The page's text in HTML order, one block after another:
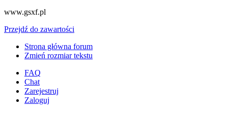
www.gsxf.pl
Przejdź do zawartości
Strona główna forum
Zmień rozmiar tekstu
FAQ
Chat
Zarejestruj
Zaloguj